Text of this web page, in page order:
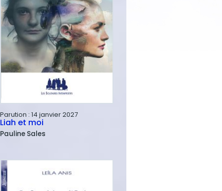
Parution : 14 janvier 2027
Liah et moi
Pauline Sales